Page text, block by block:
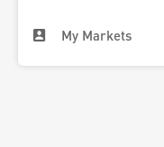
My Markets